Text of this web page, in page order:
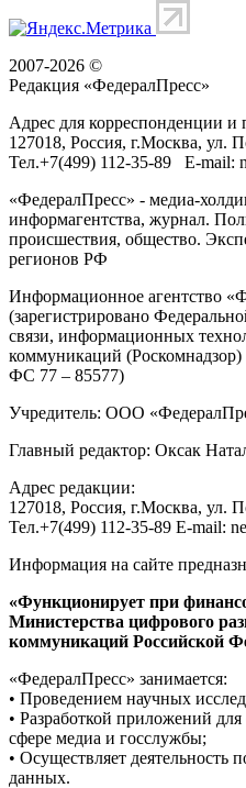
2007-2026 ©
Редакция «ФедералПресс»
Адрес для корреспонденции и
127018, Россия, г.Москва, ул.
Тел.+7(499) 112-35-89 E-mail:
«ФедералПресс» - медиа-
информагентства, журнал.
происшествия, общество.
регионов РФ
Информационное агентство
(зарегистрировано
связи, информационных
коммуникаций
ФС 77 – 85577)
Учредитель: ООО
Главный редактор: Оксак
Адрес редакции:
127018, Россия, г.Москва, ул.
Тел.+7(499) 112-35-89 E-mail:
Информация на сайте
«Функционирует при
Министерства цифрового
коммуникаций Российской
«ФедералПресс» занимается:
• Проведением научных
• Разработкой приложений
сфере медиа и госслужбы;
• Осуществляет деятельность
данных.